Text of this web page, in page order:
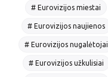
# Eurovizijos miestai
# Eurovizijos naujienos
# Eurovizijos nugalėtojai
# Eurovizijos užkulisiai